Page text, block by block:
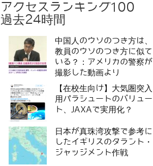
アクセスランキング100
過去24時間
中国人のウソのつき方は、
教員のウソのつき方に似て
いる？：アメリカの警察が
撮影した動画より
【在校生向け】大気圏突入
用パラシュートのバリュー
ト、JAXAで実用化？
日本が真珠湾攻撃で参考に
したイギリスのタラント・
ジャッジメント作戦